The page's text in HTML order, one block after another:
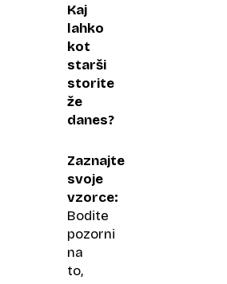
uživajo
otroki
Kaj
lahko
kot
starši
storite
že
danes?
Zaznajte
svoje
vzorce:
Bodite
pozorni
na
to,